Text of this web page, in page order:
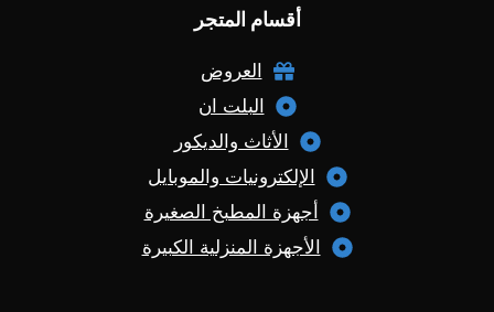
أقسام المتجر
العروض
البلت ان
الأثاث والديكور
الإلكترونيات والموبايل
أجهزة المطبخ الصغيرة
الأجهزة المنزلية الكبيرة